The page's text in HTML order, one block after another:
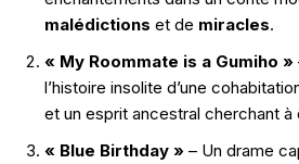
malédictions et de miracles.
« My Roommate is a Gumiho »
l’histoire insolite d’une
et un esprit ancestral cherchant à
« Blue Birthday » – Un drame